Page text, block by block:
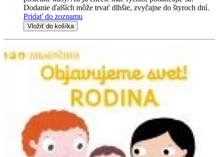
Dodanie ďalších môže trvať dlhšie, zvyčajne do štyroch dní.
Pridať do zoznamu
Vložiť do košíka